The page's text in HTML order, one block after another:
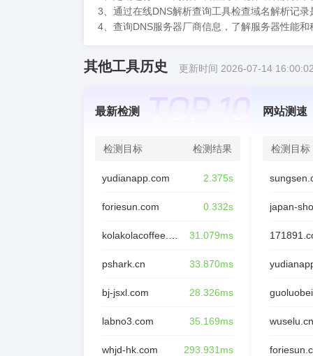
3、通过在线DNS解析查询工具检查域名解析记
4、查询DNS服务器厂商信息，了解服务器性能
其他工具历史 更新时间 2026-07-14
最新检测
检测目标 检测结果
yudianapp.com 2.375s
foriesun.com 0.332s
31.079ms
pshark.cn 33.870ms
bj-jsxl.com 28.326ms
labno3.com 35.169ms
whjd-hk.com 293.931ms
网站测速
检测目标
japan-
wuselu.cn